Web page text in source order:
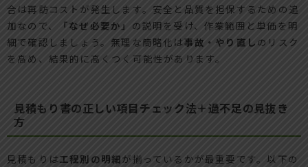
合は再訪コストが発生します。安全と品質を担保するための追
加なので、
「なぜ必要か」 の説明を受け、作業範囲と単価を明
細で確認しましょう。無理な簡略化は事故・やり直し のリスク
を高め、結果的に高くつく可能性があります。
見積もり書の正しい項目チェック法＋過不足の見抜き
方
見積もりは工程別の明細が揃っているかが最重要です。以下の